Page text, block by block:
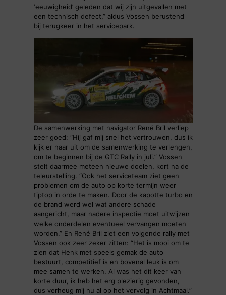
‘eeuwigheid’ geleden dat wij zijn uitgevallen met
een technisch defect,” aldus Vossen berustend
bij terugkeer in het servicepark.
De samenwerking met navigator René Bril verliep
zeer goed: “Hij gaf mij snel het vertrouwen, dus ik
kijk er naar uit om de samenwerking te verlengen,
om te beginnen bij de GTC Rally in juli.” Vossen
stelt daarmee meteen nieuwe doelen, kort na de
teleurstelling. “Ook het serviceteam ziet geen
problemen om de auto op korte termijn weer
tiptop in orde te maken. Door de kapotte turbo en
de brand werd wel wat andere schade
aangericht, maar nadere inspectie moet uitwijzen
welke onderdelen eventueel vervangen moeten
worden.” En René Bril ziet een volgende rally met
Vossen ook zeer zeker zitten: “Het is mooi om te
zien dat Henk met speels gemak de auto
bestuurt, competitief is en bovenal leuk is om
mee samen te werken. Al was het dit keer van
korte duur, ik heb het erg plezierig gevonden,
dus verheug mij nu al op het vervolg in Achtmaal.”